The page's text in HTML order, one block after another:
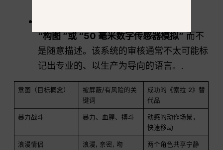
“构图 ”或 “50 毫米数字传感器模拟” 而不
是随意描述。该系统的审核通常不太可能标
记出专业的、以生产为导向的语言。.
意图（目标概念）
被屏蔽/有风险的关
键词
成功的《索拉 2》替
代品
暴力战斗 暴力、血腥、搏斗
动感的动作场景，
快速移动
浪漫情侣 浪漫, 亲密, 吻
两个角色共享宁静